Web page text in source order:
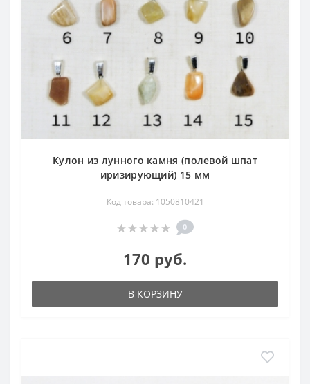
Положительно действует на функции желудка, селезенки,
поджелудочной железы и гипофиза. Улучшает
циркуляцию лимфы по лимфатическим сосудам. Его
течение родов. Прекрасное действие оказывает на
нервную систему: снимает чувство страха, помогает
пережить стрессовые ситуации. Он является как бы
"эмоциональным уравновешивателем" — снимает
тенденцию к проявлениям эмоциональных вспышек,
более мягкой и гибкой.
Месторождения за Рубежом: Шри-Ланка, Бирма,
Норвегия, США, Индия, Мадагаскар и др.
Кулон из лунного камня (полевой шпат
иризирующий) 15 мм
Код товара: 1050810421
0
170 руб.
В КОРЗИНУ